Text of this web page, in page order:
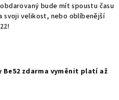
bude mít spoustu času
svoji velikost, nebo oblíbenější
zdarma vyměnit platí až